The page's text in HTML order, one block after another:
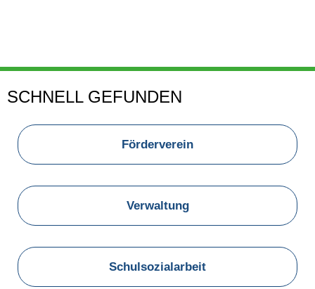
Friedrich-
Silcher-
Schule-
Malmsheim
SCHNELL GEFUNDEN
Förderverein
Verwaltung
Schulsozialarbeit